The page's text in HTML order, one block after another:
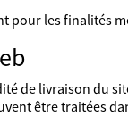
pour les finalités
de livraison du
être traitées